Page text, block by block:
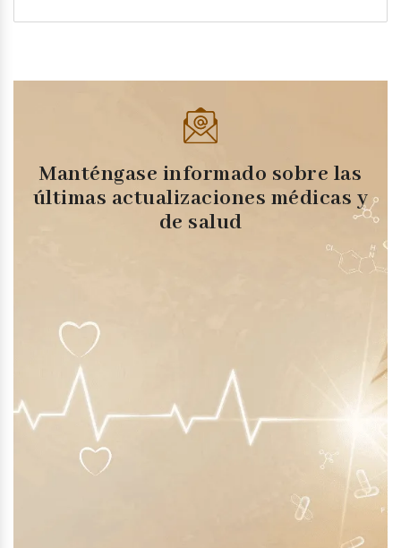
Manténgase informado sobre las
últimas actualizaciones médicas y
de salud